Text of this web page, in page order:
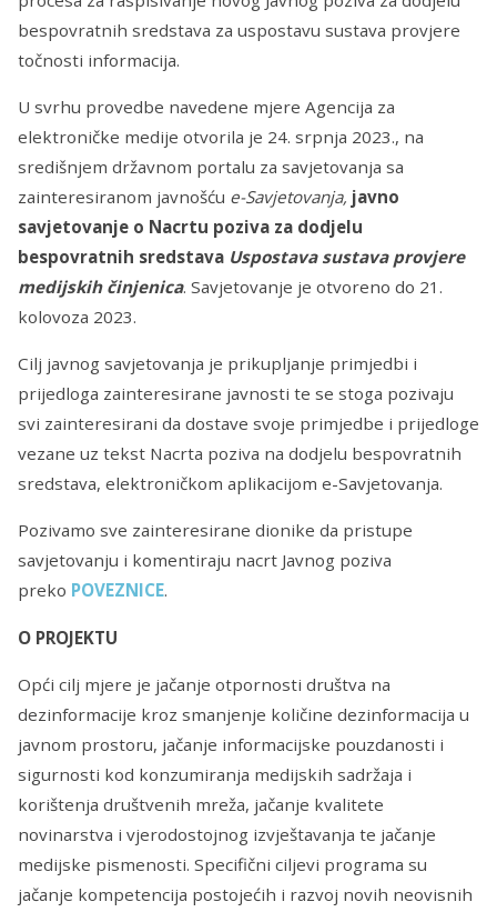
bespovratnih sredstava za uspostavu sustava provjere
točnosti informacija.
U svrhu provedbe navedene mjere Agencija za
elektroničke medije otvorila je 24. srpnja 2023., na
središnjem državnom portalu za savjetovanja sa
zainteresiranom javnošću e-Savjetovanja, javno
savjetovanje o Nacrtu poziva za dodjelu
bespovratnih sredstava Uspostava sustava provjere
medijskih činjenica. Savjetovanje je otvoreno do 21.
kolovoza 2023.
Cilj javnog savjetovanja je prikupljanje primjedbi i
prijedloga zainteresirane javnosti te se stoga pozivaju
svi zainteresirani da dostave svoje primjedbe i prijedloge
vezane uz tekst Nacrta poziva na dodjelu bespovratnih
sredstava, elektroničkom aplikacijom e-Savjetovanja.
Pozivamo sve zainteresirane dionike da pristupe
savjetovanju i komentiraju nacrt Javnog poziva
preko POVEZNICE.
O PROJEKTU
Opći cilj mjere je jačanje otpornosti društva na
dezinformacije kroz smanjenje količine dezinformacija u
javnom prostoru, jačanje informacijske pouzdanosti i
sigurnosti kod konzumiranja medijskih sadržaja i
korištenja društvenih mreža, jačanje kvalitete
novinarstva i vjerodostojnog izvještavanja te jačanje
medijske pismenosti. Specifični ciljevi programa su
jačanje kompetencija postojećih i razvoj novih neovisnih